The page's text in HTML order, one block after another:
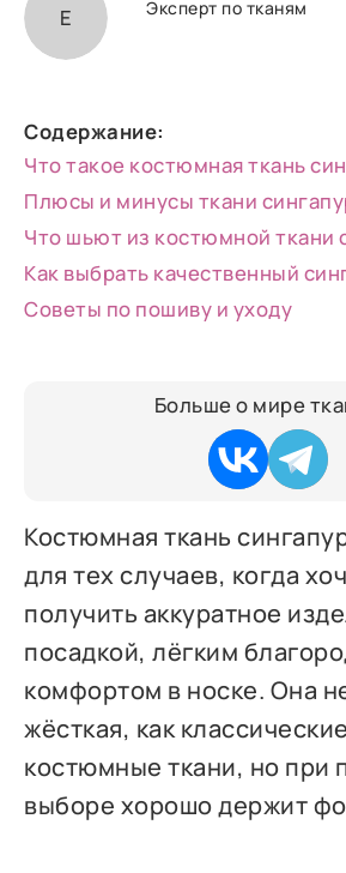
Костюмная ткань
для тех случаев, когда
получить аккуратное
посадкой, лёгким
комфортом в носке. Она
жёсткая, как
костюмные ткани, но при
выборе хорошо держит
Е Эксперт по тканям
Содержание:
Что такое костюмная ткань
Плюсы и минусы ткани
Что шьют из костюмной ткани
Как выбрать качественный
Советы по пошиву и уходу
Больше о мире